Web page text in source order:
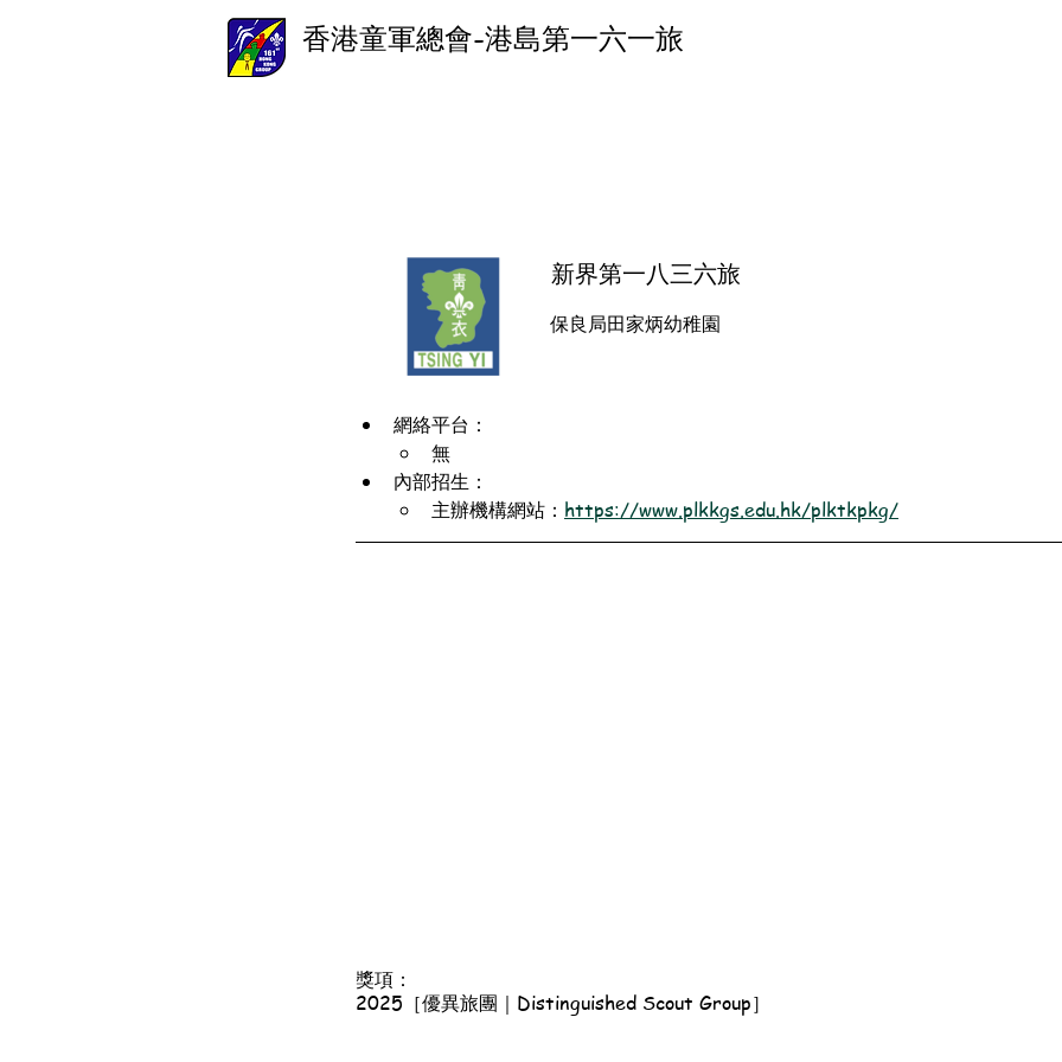
香港童軍總會-港島第一六一旅
新界第一八三六旅
保良局田家炳幼稚園
網絡平台：
無
內部招生：
主辦機構網站： https://www.plkkgs.edu.hk/plktkpkg/
獎項：
2025［優異旅團｜Distinguished Scout Group］